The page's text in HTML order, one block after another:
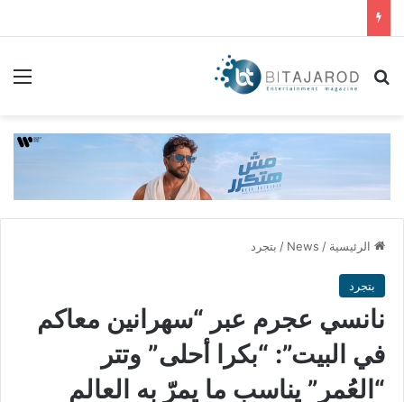
بحث عن
الرئيسية /
News
/ بتجرد
بتجرد
نانسي عجرم عبر “سهرانين معاكم
في البيت”: “بكرا أحلى” وتتر
“العُمر” يناسب ما يمرّ به العالم